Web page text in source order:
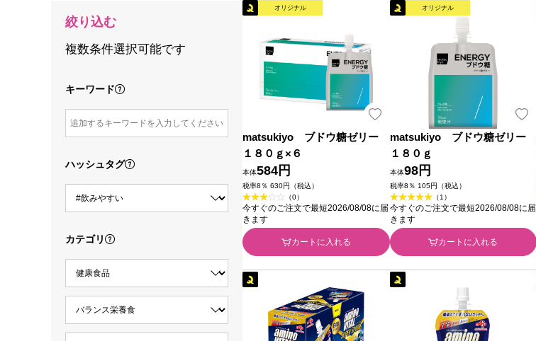
絞り込む
複数条件選択可能です
キーワード
ハッシュタグ
カテゴリ
オリジナル
matsukiyo ブドウ糖ゼリー
１８０ｇ×６
本体584円
税率8％ 630円（税込）
（0）
今すぐのご注文で最短2026/08/08に届
きます
カートに入れる
オリジナル
matsukiyo ブドウ糖ゼリー
１８０ｇ
本体98円
税率8％ 105円（税込）
（1）
今すぐのご注文で最短2026/08/08に届
きます
カートに入れる